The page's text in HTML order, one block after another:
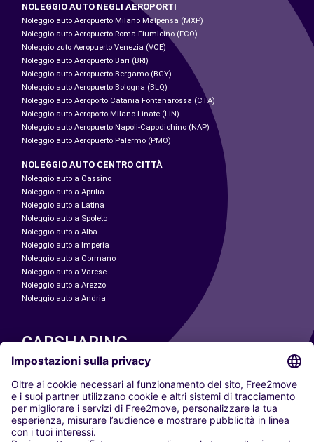
NOLEGGIO AUTO NEGLI AEROPORTI
Noleggio auto Aeropuerto Milano Malpensa (MXP)
Noleggio auto Aeropuerto Roma Fiumicino (FCO)
Noleggio zuto Aeropuerto Venezia (VCE)
Noleggio auto Aeropuerto Bari (BRI)
Noleggio auto Aeropuerto Bergamo (BGY)
Noleggio auto Aeropuerto Bologna (BLQ)
Noleggio auto Aeroporto Catania Fontanarossa (CTA)
Noleggio auto Aeroporto Milano Linate (LIN)
Noleggio auto Aeropuerto Napoli-Capodichino (NAP)
Noleggio auto Aeropuerto Palermo (PMO)
NOLEGGIO AUTO CENTRO CITTÀ
Noleggio auto a Cassino
Noleggio auto a Aprilia
Noleggio auto a Latina
Noleggio auto a Spoleto
Noleggio auto a Alba
Noleggio auto a Imperia
Noleggio auto a Cormano
Noleggio auto a Varese
Noleggio auto a Arezzo
Noleggio auto a Andria
CARSHARING
LE NOSTRE CITTÀ
Paris
Madrid
Washington DC
Milano
Roma